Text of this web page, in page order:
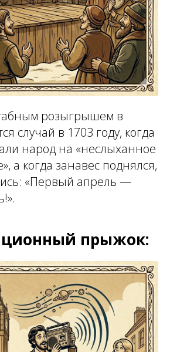
розыгрышем в
случай в 1703 году, когда
народ на «неслыханное
а когда занавес поднялся,
«Первый апрель —
прыжок: